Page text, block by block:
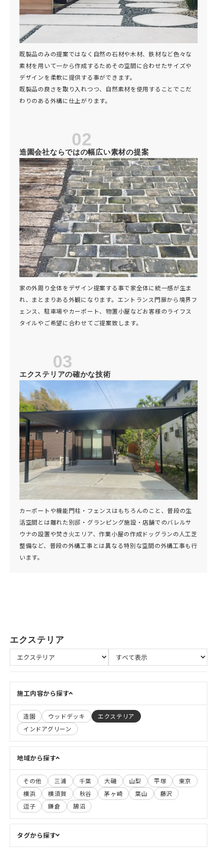
既製品のみの提案ではなく自然の石材や木材、鉄材など色々な
素材を用いて一から作成するためその空間に合わせたサイズや
デザインを柔軟に提供する事ができます。
既製品の良さを取り入れつつ、自然素材を使用することでこだ
わりのある外構に仕上がります。
02
造園会社ならではの幅広い素材の提案
家の外周り全体をデザイン提案する事で家全体に統一感が生ま
れ、まとまりある外観になります。エントランス門扉から境界フ
ェンス、駐車場やカーポート、物置小屋などお客様のライフス
タイルやご希望に合わせてご提案致します。
03
エクステリアの確かな技術
カーポートや機能門柱・フェンスはもちろんのこと、普段の生
活空間とは離れた別邸・グランピング施設・店舗でのバレルサ
ウナの設置や焚き火エリア、作業小屋の作成ドッグランの人工芝
整備など、普段の外構工事とは異なる特別な空間の外構工事も行
います。
エクステリア
施工内容から探す
造園 ウッドデッキ
エクステリア
インドアグリーン
地域から探す
その他 三浦 千葉 大磯 山梨 平塚
東京
横浜
横須賀 秋谷 茅ヶ崎 葉山
藤沢
逗子
鎌倉 鵠沼
タグから探す